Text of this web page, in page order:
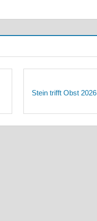
Stein trifft Obst 2026